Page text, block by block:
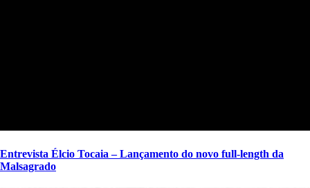
Entrevista Élcio Tocaia – Lançamento do novo full-length da
Malsagrado